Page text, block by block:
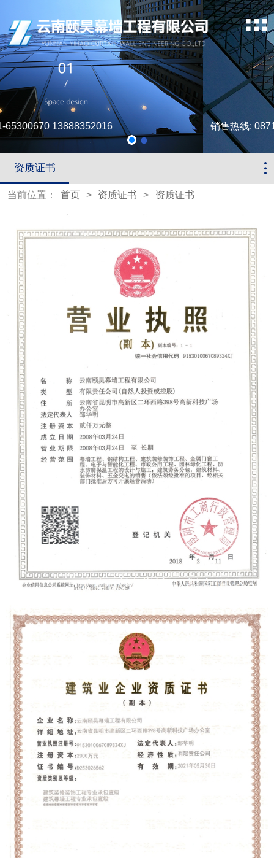
销售热线: 0871-65300670 13888352016
资质证书
当前位置： 首页 > 资质证书 > 资质证书